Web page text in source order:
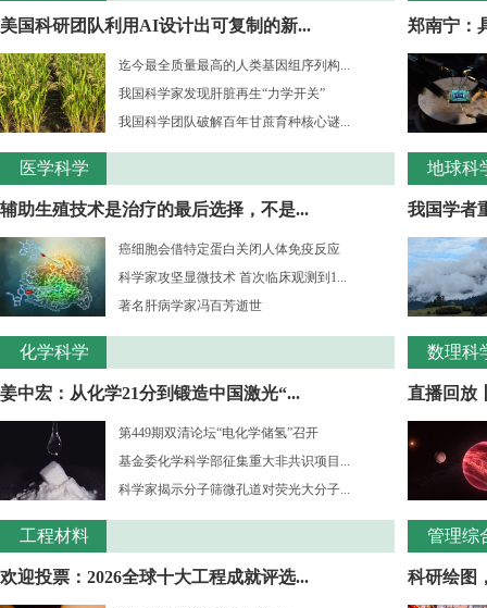
美国科研团队利用AI设计出可复制的新...
迄今最全质量最高的人类基因组序列构...
我国科学家发现肝脏再生“力学开关”
我国科学团队破解百年甘蔗育种核心谜...
医学科学
辅助生殖技术是治疗的最后选择，不是...
癌细胞会借特定蛋白关闭人体免疫反应
科学家攻坚显微技术 首次临床观测到1...
著名肝病学家冯百芳逝世
化学科学
姜中宏：从化学21分到锻造中国激光“...
第449期双清论坛“电化学储氢”召开
基金委化学科学部征集重大非共识项目...
科学家揭示分子筛微孔道对荧光大分子...
工程材料
欢迎投票：2026全球十大工程成就评选...
郑南宁：
地球科
我国学者
数理科
直播回放
管理综
科研绘图